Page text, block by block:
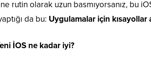
rutin olarak uzun basmıyorsanız, bu
da bu: Uygulamalar için kısayollar
İOS ne kadar iyi?